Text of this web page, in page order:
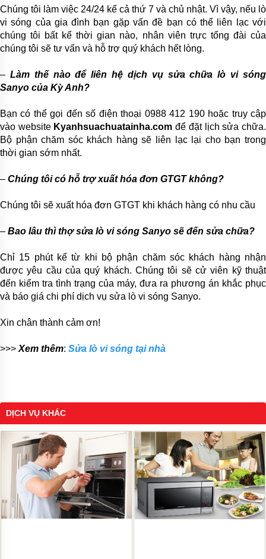
Chúng tôi làm việc 24/24 kể cả thứ 7 và chủ nhật. Vì vậy, nếu lò
vi sóng của gia đình bạn gặp vấn đề bạn có thể liên lạc với
chúng tôi bất kể thời gian nào, nhân viên trực tổng đài của
chúng tôi sẽ tư vấn và hỗ trợ quý khách hết lòng.
– Làm thế nào để liên hệ dịch vụ sửa chữa lò vi sóng
Sanyo của Kỳ Anh?
Bạn có thể gọi đến số điện thoại 0988 412 190 hoặc truy cập
vào website Kyanhsuachuatainha.com để đặt lịch sửa chữa.
Bộ phận chăm sóc khách hàng sẽ liên lạc lại cho bạn trong
thời gian sớm nhất.
– Chúng tôi có hỗ trợ xuất hóa đơn GTGT không?
Chúng tôi sẽ xuất hóa đơn GTGT khi khách hàng có nhu cầu
– Bao lâu thì thợ sửa lò vi sóng Sanyo sẽ đến sửa chữa?
Chỉ 15 phút kể từ khi bộ phận chăm sóc khách hàng nhận
được yêu cầu của quý khách. Chúng tôi sẽ cử viên kỹ thuật
đến kiểm tra tình trạng của máy, đưa ra phương án khắc phục
và báo giá chi phí dịch vụ sửa lò vi sóng Sanyo.
Xin chân thành cảm ơn!
>>> Xem thêm: Sửa lò vi sóng tại nhà
DỊCH VỤ KHÁC